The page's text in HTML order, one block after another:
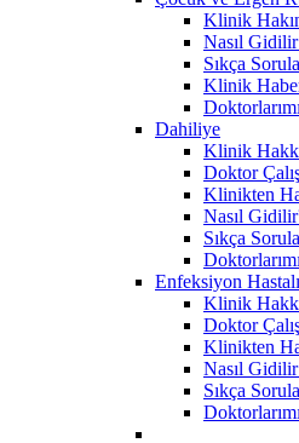
Klinik
Nasıl
Sıkça
Klinik
Dahiliye
Klinik
Doktor
Klinikten
Nasıl
Sıkça
Enfeksiyon
Klinik
Doktor
Klinikten
Nasıl
Sıkça